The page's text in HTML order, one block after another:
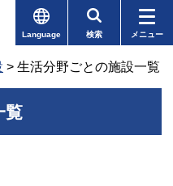
Language 検索 メニュー
> 生活分野ごとの施設一覧
覧